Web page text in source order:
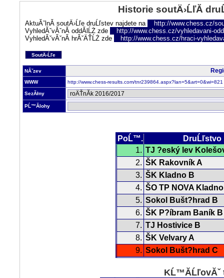
Historie soutÄ›ĹľĂ­
AktuĂˇlnĂ­ soutÄ›Ĺľe druĹľstev najdete na
http://www.chess.cz/
VyhledĂˇvĂˇnĂ­ oddĂ­lĹŻ zde
http://www.chess.cz/vyhledavani-
VyhledĂˇvĂˇnĂ­ hrĂˇÄŤĹŻ zde
http://www.chess.cz/hraci-
SoutÄ›Ĺľe
NĂˇzev
WWW http://www.chess-results.com/tnr239864.aspx?lan=5&art=0&wi=821
SezĂłny
PĹ™Ă­lohy
PoĹ™.
DruĹľstvo
1. TJ ?eský lev
2. ŠK Rakovník A
3. ŠK Kladno B
4. ŠO TP NOVA
5. Sokol Bušt?hrad B
6. ŠK P?íbram Baník B
7. TJ Hostivice B
8. ŠK Velvary A
9. Sokol Bušt?hrad C
KĹ™Ă­ĹľovĂˇ